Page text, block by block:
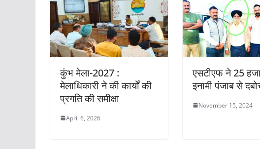
कुंभ मेला-2027 :
मेलाधिकारी ने की कार्यों की
प्रगति की समीक्षा
April 6, 2026
एसटीएफ ने 25
इनामी पंजाब से
November 15, 2024